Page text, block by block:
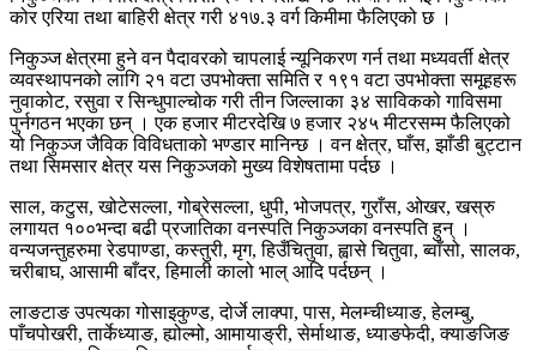
कोर एरिया तथा बाहिरी क्षेत्र गरी ४१७.३ वर्ग किमीमा फैलिएको छ ।
निकुञ्ज क्षेत्रमा हुने वन पैदावरको चापलाई न्यूनिकरण गर्न तथा मध्यवर्ती क्षेत्र
व्यवस्थापनको लागि २१ वटा उपभोक्ता समिति र १९१ वटा उपभोक्ता समूहहरू
नुवाकोट, रसुवा र सिन्धुपाल्चोक गरी तीन जिल्लाका ३४ साविकको गाविसमा
पुर्नगठन भएका छन् । एक हजार मीटरदेखि ७ हजार २४५ मीटरसम्म फैलिएको
यो निकुञ्ज जैविक विविधताको भण्डार मानिन्छ । वन क्षेत्र, घाँस, झाँडी बुट्टान
तथा सिमसार क्षेत्र यस निकुञ्जको मुख्य विशेषतामा पर्दछ ।
साल, कटुस, खोटेसल्ला, गोब्रेसल्ला, धुपी, भोजपत्र, गुराँस, ओखर, खस्रु
लगायत १००भन्दा बढी प्रजातिका वनस्पति निकुञ्जका वनस्पति हुन् ।
वन्यजन्तुहरुमा रेडपाण्डा, कस्तुरी, मृग, हिउँचितुवा, ह्वासे चितुवा, ब्वाँसो, सालक,
चरीबाघ, आसामी बाँदर, हिमाली कालो भाल् आदि पर्दछन् ।
लाङटाङ उपत्यका गोसाइकुण्ड, दोर्जे लाक्पा, पास, मेलम्चीध्याङ, हेलम्बु,
पाँचपोखरी, तार्केध्याङ, ह्योल्मो, आमायाङ्री, सेर्माथाङ, ध्याङफेदी, क्याङजिङ